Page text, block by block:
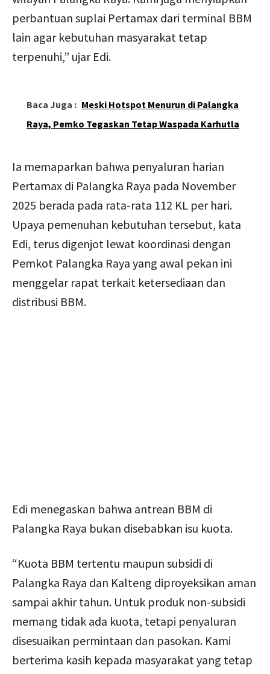
perbantuan suplai Pertamax dari terminal BBM
lain agar kebutuhan masyarakat tetap
terpenuhi,” ujar Edi.
Baca Juga : Meski Hotspot Menurun di Palangka
Raya, Pemko Tegaskan Tetap Waspada Karhutla
Ia memaparkan bahwa penyaluran harian
Pertamax di Palangka Raya pada November
2025 berada pada rata-rata 112 KL per hari.
Upaya pemenuhan kebutuhan tersebut, kata
Edi, terus digenjot lewat koordinasi dengan
Pemkot Palangka Raya yang awal pekan ini
menggelar rapat terkait ketersediaan dan
distribusi BBM.
Edi menegaskan bahwa antrean BBM di
Palangka Raya bukan disebabkan isu kuota.
“Kuota BBM tertentu maupun subsidi di
Palangka Raya dan Kalteng diproyeksikan aman
sampai akhir tahun. Untuk produk non-subsidi
memang tidak ada kuota, tetapi penyaluran
disesuaikan permintaan dan pasokan. Kami
berterima kasih kepada masyarakat yang tetap